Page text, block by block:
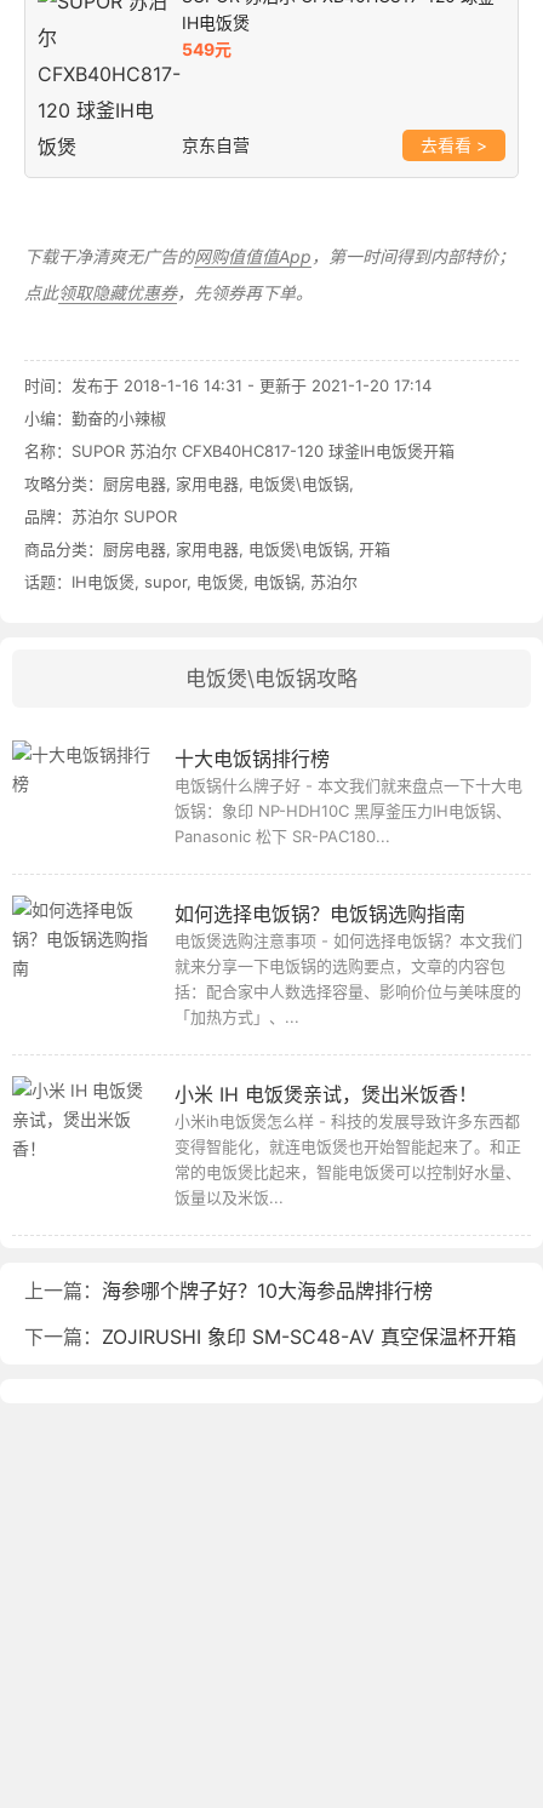
IH电饭煲
549元
京东自营 >
下载干净清爽无广告的网购值值值App ，第一时间得到内部特价；
点此领取隐藏优惠券，先领券再下单。
时间：发布于 2018-1-16 14:31 - 更新于 2021-1-20 17:14
小编：勤奋的小辣椒
名称： SUPOR 苏泊尔 CFXB40HC817-120 球釜IH电饭煲开箱
攻略分类： 厨房电器, 家用电器, 电饭煲\电饭锅,
品牌： 苏泊尔 SUPOR
商品分类： 厨房电器, 家用电器, 电饭煲\电饭锅, 开箱
话题： IH电饭煲, supor, 电饭煲, 电饭锅, 苏泊尔
电饭煲\电饭锅攻略
十大电饭锅排行榜
电饭锅什么牌子好 - 本文我们就来盘点一下十大电
饭锅：象印 NP-HDH10C 黑厚釜压力IH电饭锅、
Panasonic 松下 SR-PAC180...
如何选择电饭锅？电饭锅选购指南
电饭煲选购注意事项 - 如何选择电饭锅？本文我们
就来分享一下电饭锅的选购要点，文章的内容包
括：配合家中人数选择容量、影响价位与美味度的
「加热方式」、...
小米 IH 电饭煲亲试，煲出米饭香！
小米ih电饭煲怎么样 - 科技的发展导致许多东西都
变得智能化，就连电饭煲也开始智能起来了。和正
常的电饭煲比起来，智能电饭煲可以控制好水量、
饭量以及米饭...
上一篇： 海参哪个牌子好？10大海参品牌排行榜
下一篇： ZOJIRUSHI 象印 SM-SC48-AV 真空保温杯开箱